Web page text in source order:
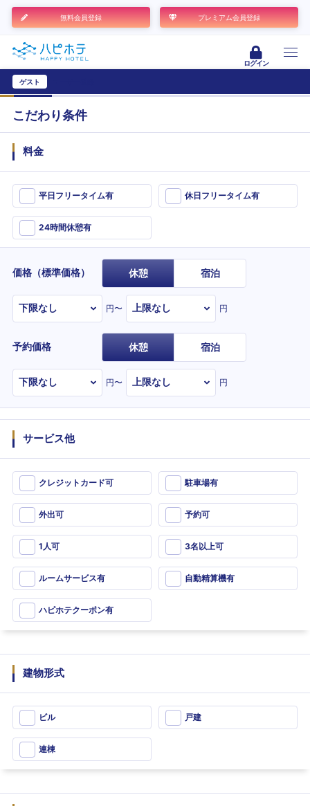
無料会員登録 プレミアム会員登録
ログイン
ゲスト
こだわり条件
料金
平日フリータイム有 休日フリータイム有
24時間休憩有
価格（標準価格） 休憩 宿泊
円〜 円
予約価格 休憩 宿泊
円〜 円
サービス他
クレジットカード可 駐車場有
外出可 予約可
1人可 3名以上可
ルームサービス有 自動精算機有
ハピホテクーポン有
建物形式
ビル 戸建
連棟